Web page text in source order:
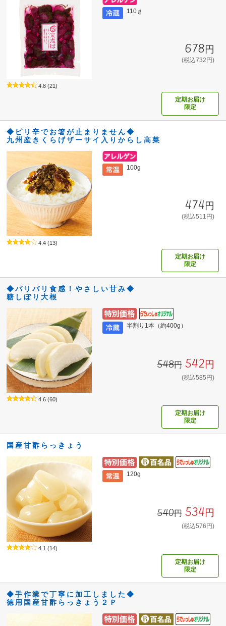
110ｇ
678円
(税込732円)
4.8 (21)
定期お届け
限定
◆ピリ辛でお箸が止まりません◆
九州産きくらげザーサイ入りからし高菜
100g
474円
(税込511円)
4.4 (13)
定期お届け
限定
◆パリパリ食感！やさしい甘み◆
糖しぼり大根
半割り1本（約400g）
548円 542円
(税込585円)
4.6 (60)
定期お届け
限定
国産甘酢らっきょう
120g
540円 534円
(税込576円)
4.1 (14)
定期お届け
限定
◆手作業で丁寧に加工しました◆
徳用国産甘酢らっきょう２Ｐ